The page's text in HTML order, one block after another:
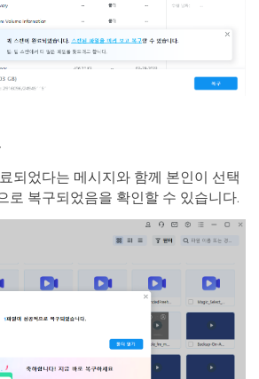
되었다는 메시지와 함께 본인이 선택
로 복구되었음을 확인할 수 있습니다.